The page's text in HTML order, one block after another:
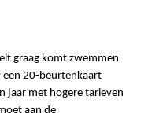
graag komt zwemmen
een 20-beurtenkaart
jaar met hogere tarieven
aan de